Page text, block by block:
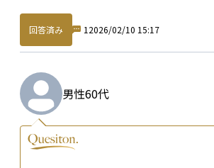
回答済み 1 2026/02/10 15:17
男性60代